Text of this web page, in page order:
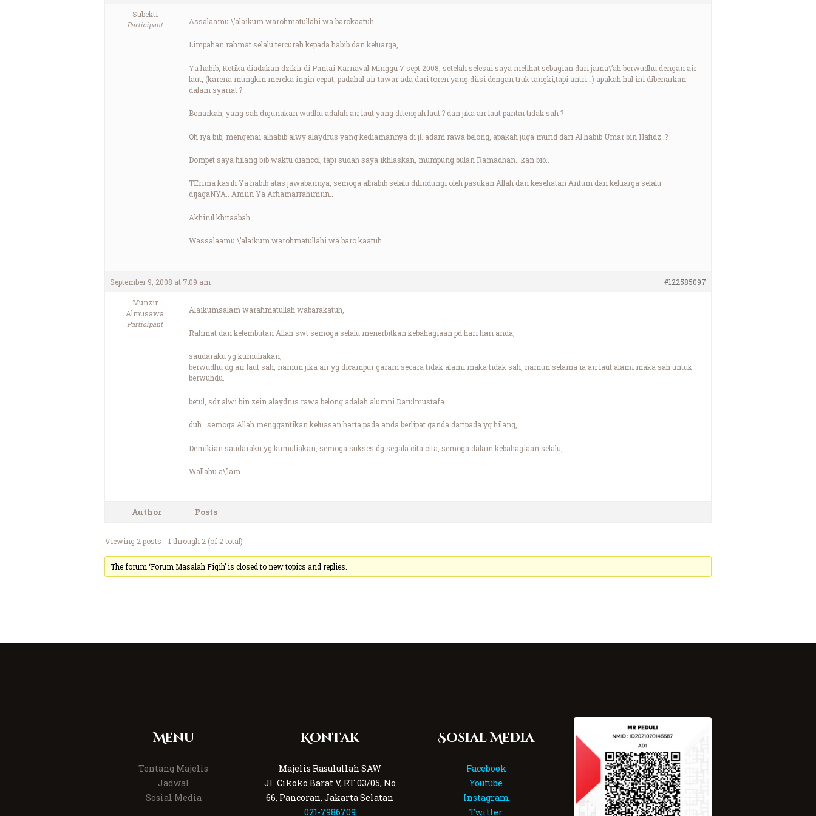
Subekti
Participant Assalaamu \’alaikum warohmatullahi wa barokaatuh
Limpahan rahmat selalu tercurah kepada habib dan keluarga,
Ya habib, Ketika diadakan dzikir di Pantai Karnaval Minggu 7 sept 2008, setelah selesai saya melihat sebagian dari jama\’ah berwudhu dengan air
laut, (karena mungkin mereka ingin cepat, padahal air tawar ada dari toren yang diisi dengan truk tangki,tapi antri…) apakah hal ini dibenarkan
dalam syariat ?
Benarkah, yang sah digunakan wudhu adalah air laut yang ditengah laut ? dan jika air laut pantai tidak sah ?
Oh iya bib, mengenai alhabib alwy alaydrus yang kediamannya di jl. adam rawa belong, apakah juga murid dari Al habib Umar bin Hafidz..?
Dompet saya hilang bib waktu diancol, tapi sudah saya ikhlaskan, mumpung bulan Ramadhan.. kan bib..
TErima kasih Ya habib atas jawabannya, semoga alhabib selalu dilindungi oleh pasukan Allah dan kesehatan Antum dan keluarga selalu
dijagaNYA.. Amiin Ya Arhamarrahimiin..
Akhirul khitaabah
Wassalaamu \’alaikum warohmatullahi wa baro kaatuh
September 9, 2008 at 7:09 am #122585097
Munzir
Almusawa
Participant
Alaikumsalam warahmatullah wabarakatuh,
Rahmat dan kelembutan Allah swt semoga selalu menerbitkan kebahagiaan pd hari hari anda,
saudaraku yg kumuliakan,
berwudhu dg air laut sah, namun jika air yg dicampur garam secara tidak alami maka tidak sah, namun selama ia air laut alami maka sah untuk
berwuhdu.
betul, sdr alwi bin zein alaydrus rawa belong adalah alumni Darulmustafa.
duh.. semoga Allah menggantikan keluasan harta pada anda berlipat ganda daripada yg hilang,
Demikian saudaraku yg kumuliakan, semoga sukses dg segala cita cita, semoga dalam kebahagiaan selalu,
Wallahu a\’lam
Author Posts
Viewing 2 posts - 1 through 2 (of 2 total)
The forum ‘Forum Masalah Fiqih’ is closed to new topics and replies.
Menu
Tentang Majelis
Jadwal
Sosial Media
Kontak
Majelis Rasulullah SAW
Jl. Cikoko Barat V, RT 03/05, No
66, Pancoran, Jakarta Selatan
021-7986709
Sosial Media
Facebook
Youtube
Instagram
Twitter